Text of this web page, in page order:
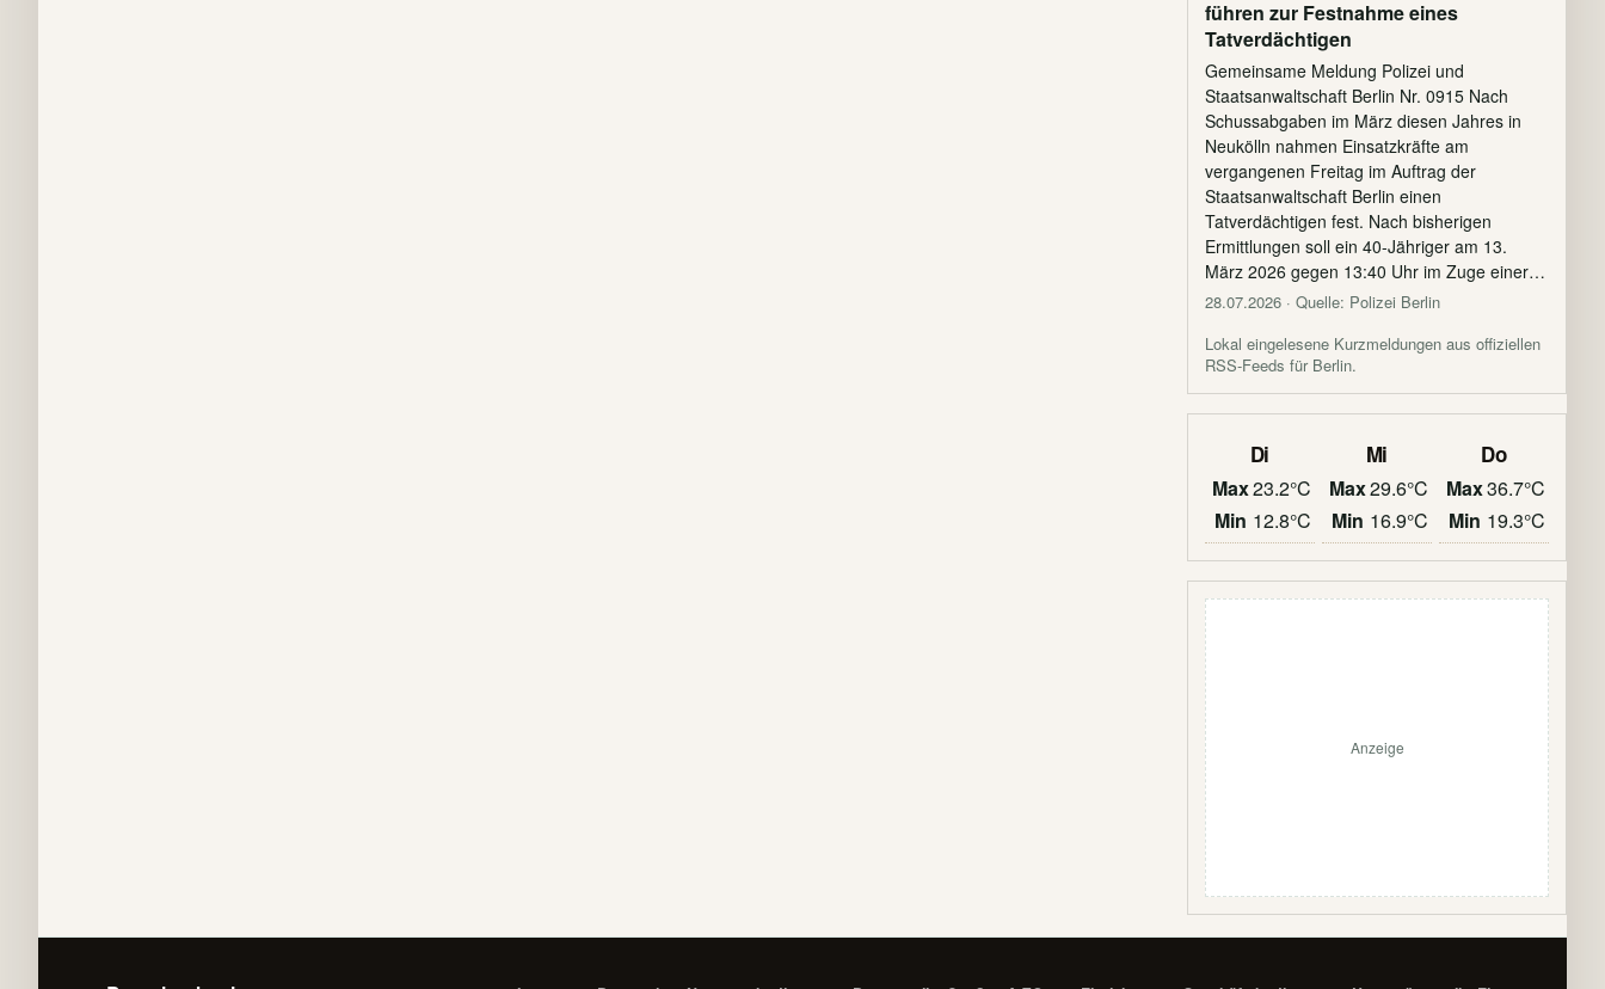
führen zur Festnahme eines
Tatverdächtigen
Gemeinsame Meldung Polizei und
Staatsanwaltschaft Berlin Nr. 0915 Nach
Schussabgaben im März diesen Jahres in
Neukölln nahmen Einsatzkräfte am
vergangenen Freitag im Auftrag der
Staatsanwaltschaft Berlin einen
Tatverdächtigen fest. Nach bisherigen
Ermittlungen soll ein 40-Jähriger am 13.
März 2026 gegen 13:40 Uhr im Zuge einer…
28.07.2026 · Quelle: Polizei Berlin
Lokal eingelesene Kurzmeldungen aus offiziellen
RSS-Feeds für Berlin.
Di
Max23.2°C
Min 12.8°C
Mi
Max29.6°C
Min 16.9°C
Do
Max36.7°C
Min 19.3°C
Anzeige